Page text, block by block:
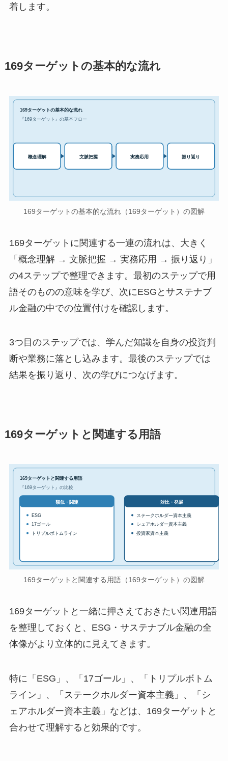
着します。
169ターゲットの基本的な流れ
169ターゲットの基本的な流れ
『169ターゲット』の基本フロー
概念理解 文脈把握 実務応用 振り返り
169ターゲットの基本的な流れ（169ターゲット）の図解
169ターゲットに関連する一連の流れは、大きく
「概念理解 → 文脈把握 → 実務応用 → 振り返り」
の4ステップで整理できます。最初のステップで用
語そのものの意味を学び、次にESGとサステナブ
ル金融の中での位置付けを確認します。
3つ目のステップでは、学んだ知識を自身の投資判
断や業務に落とし込みます。最後のステップでは
結果を振り返り、次の学びにつなげます。
169ターゲットと関連する用語
169ターゲットと関連する用語
『169ターゲット』の比較
類似・関連
ESG
17ゴール
トリプルボトムライン
対比・発展
ステークホルダー資本主義
シェアホルダー資本主義
投資家資本主義
169ターゲットと関連する用語（169ターゲット）の図解
169ターゲットと一緒に押さえておきたい関連用語
を整理しておくと、ESG・サステナブル金融の全
体像がより立体的に見えてきます。
特に「ESG」、「17ゴール」、「トリプルボトム
ライン」、「ステークホルダー資本主義」、「シ
ェアホルダー資本主義」などは、169ターゲットと
合わせて理解すると効果的です。